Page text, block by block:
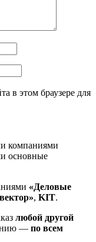
в этом браузере для
компаниями
основные
«Деловые
, KIT.
любой другой
— по всем